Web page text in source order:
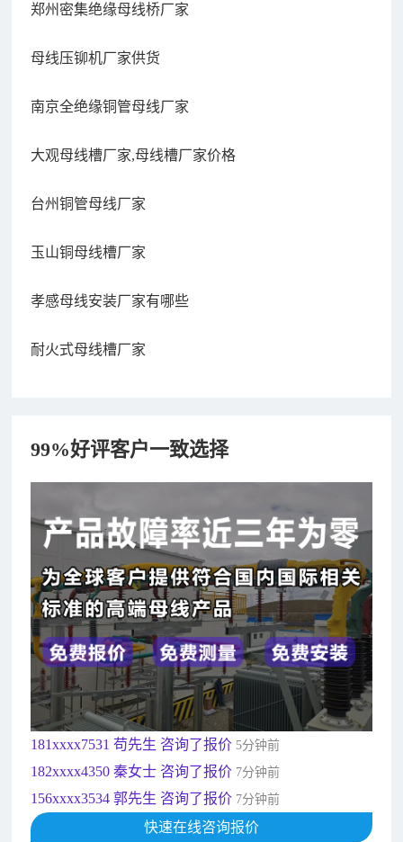
郑州密集绝缘母线桥厂家
母线压铆机厂家供货
南京全绝缘铜管母线厂家
大观母线槽厂家,母线槽厂家价格
台州铜管母线厂家
玉山铜母线槽厂家
孝感母线安装厂家有哪些
耐火式母线槽厂家
99%好评客户一致选择
182xxxx4350 秦女士 咨询了报价 7分钟前
156xxxx3534 郭先生 咨询了报价7分钟前
192xxxx2920 周先生 咨询了报价10分钟前
189xxxx6562 王先生 咨询了报价1秒前
190xxxx3508 徐女士 咨询了报价5秒前
135xxxx6654 张先生 咨询了报价
181xxxx7531 苟先生 咨询了报价
182xxxx4350 秦女士 咨询了报价 7分钟前
156xxxx3534 郭先生 咨询了报价 7分钟前
192xxxx2920 周先生 咨询了报价 10分钟前
189xxxx6562 王先生 咨询了报价1秒前
快速在线咨询报价